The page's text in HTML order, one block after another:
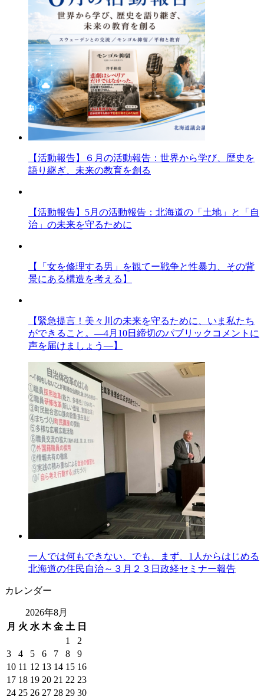
【活動報告】６月の活動報告：世界から学び、歴史を
語り継ぎ、未来の教育を創る
【活動報告】5月の活動報告：北海道の「土地」と「自
治」の未来を守るために
【「女を修理する男」を観てー戦争と性暴力、その背
景にある構造を考える】
【緊急提言！美々川の未来を守るために、いま私たち
ができること。―4月10日締切のパブリックコメントに
声を届けましょう―】
一人では何もできない、でも、まず、1人からはじめる
北海道の住民自治～３月２３日政経セミナー報告
カレンダー
2026年8月
月 火 水 木 金 土 日
1
2
3
4 5 6 7 8
9
10 11 12 13 14 15 16
17 18 19 20 21 22 23
24 25 26 27 28 29 30